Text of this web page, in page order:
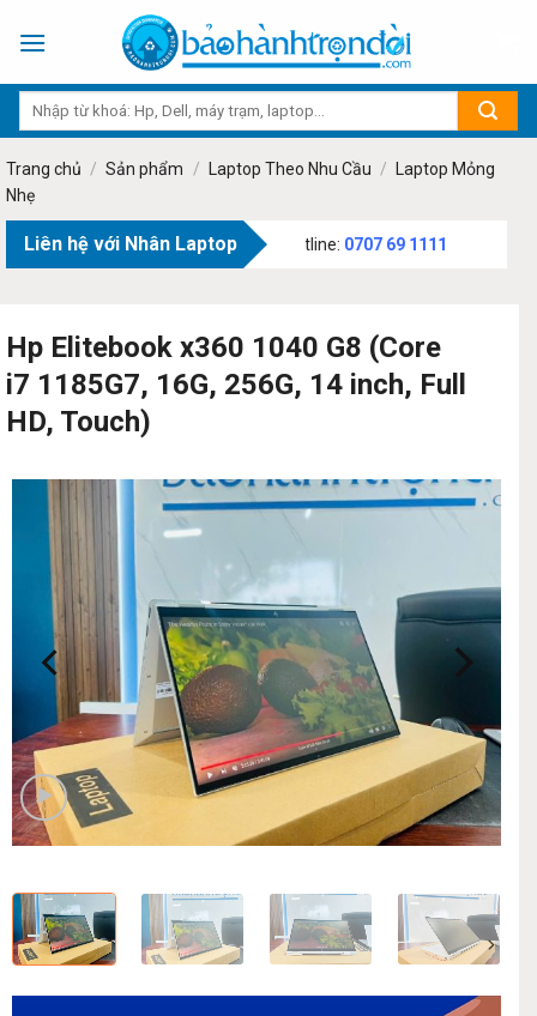
Trang chủ / Sản phẩm / Laptop Theo Nhu Cầu /
Laptop Mỏng
Nhẹ
Liên hệ với Nhân Laptop
Bạch, Phường Tân Sơn, TP.HCM - Hotline:0707 69 1111
Hp Elitebook x360 1040 G8 (Core
i7 1185G7, 16G, 256G, 14 inch, Full
HD, Touch)